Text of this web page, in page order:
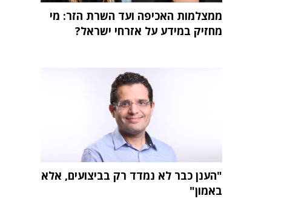
ממצלמות האכיפה ועד השרת הזר: מי
מחזיק במידע על אזרחי ישראל?
"הענן כבר לא נמדד רק בביצועים, אלא
באמון"